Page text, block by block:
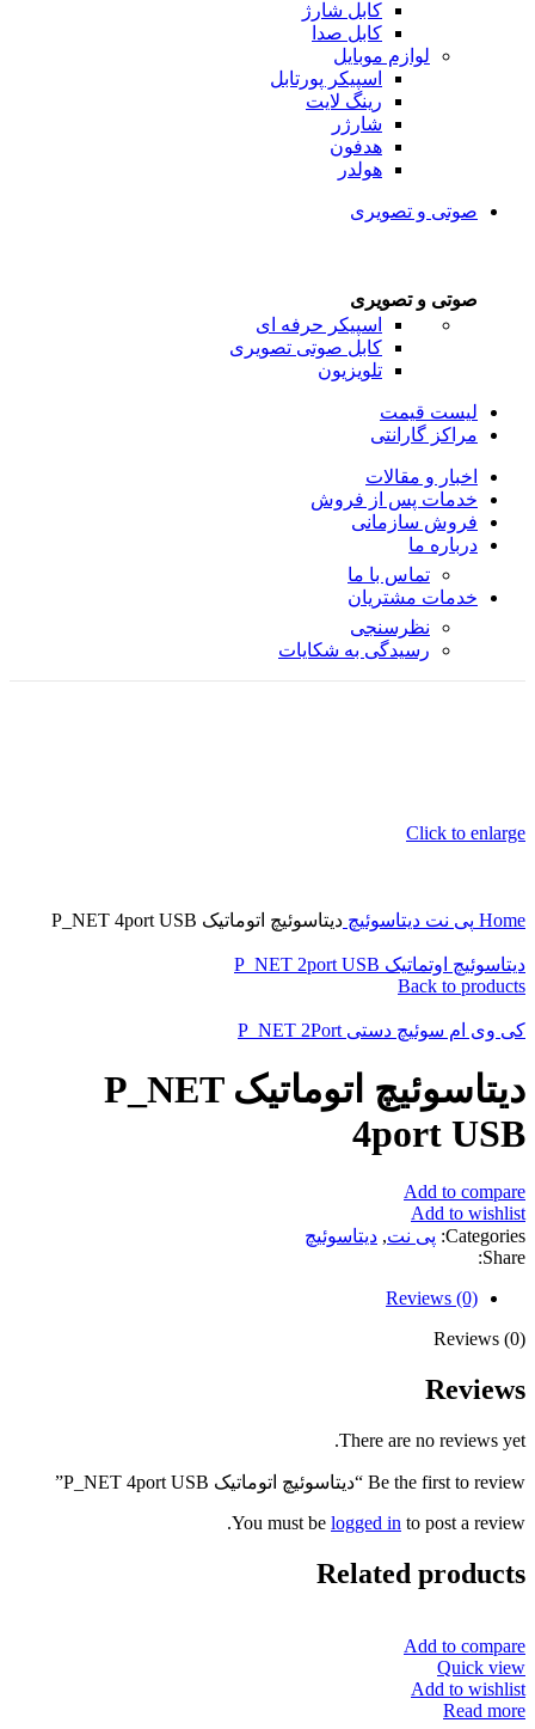
کابل شارژ
کابل صدا
لوازم موبایل
اسپیکر پورتابل
رینگ لایت
شارژر
هدفون
هولدر
صوتی و تصویری
صوتی و تصویری
اسپیکر حرفه ای
کابل صوتی تصویری
تلویزیون
لیست قیمت
مراکز گارانتی
اخبار و مقالات
خدمات پس از فروش
فروش سازمانی
درباره ما
تماس با ما
خدمات مشتریان
نظرسنجی
رسیدگی به شکایات
Click to enlarge
Home پی نت دیتاسوئیچ دیتاسوئیچ اتوماتیک P_NET 4port USB
دیتاسوئیچ اوتماتیک P_NET 2port USB
Back to products
کی وی ام سوئیچ دستی P_NET 2Port
دیتاسوئیچ اتوماتیک P_NET
4port USB
Add to compare
Add to wishlist
Categories: پی نت, دیتاسوئیچ
Share:
Reviews (0)
Reviews (0)
Reviews
There are no reviews yet.
Be the first to review “دیتاسوئیچ اتوماتیک P_NET 4port USB”
You must be logged in to post a review.
Related products
Add to compare
Quick view
Add to wishlist
Read more